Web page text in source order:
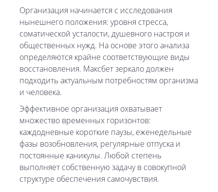
Организация начинается с исследования
нынешнего положения: уровня стресса,
соматической усталости, душевного настроя и
общественных нужд. На основе этого анализа
определяются крайне соответствующие виды
восстановления. Максбет зеркало должен
подходить актуальным потребностям организма
и человека.
Эффективное организация охватывает
множество временных горизонтов:
каждодневные короткие паузы, еженедельные
фазы возобновления, регулярные отпуска и
постоянные каникулы. Любой степень
выполняет собственную задачу в совокупной
структуре обеспечения самочувствия.